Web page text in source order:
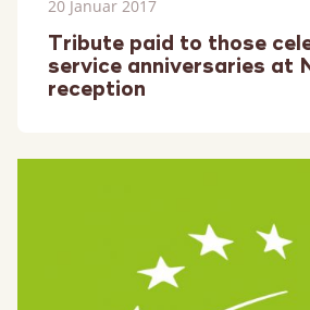
20 Januar 2017
Tribute paid to those
service anniversaries at
reception